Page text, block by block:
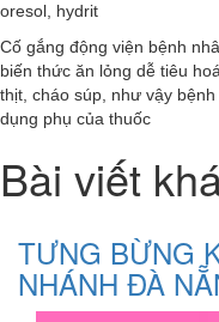
oresol, hydrit
Cố gắng động viện bệnh
biến thức ăn lỏng dễ tiêu
thịt, cháo súp, như vậy
dụng phụ của thuốc
Bài viết
TƯNG BỪNG
NHÁNH ĐÀ